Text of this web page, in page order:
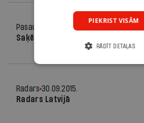
Pasaulē
30.09.2015.
Saķēzītais sapnis
Radars 30.09.2015.
Radars Latvijā
PIEKRIST VISĀM
RĀDĪT DETAĻAS